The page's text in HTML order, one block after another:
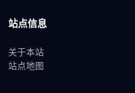
站点信息
关于本站
站点地图